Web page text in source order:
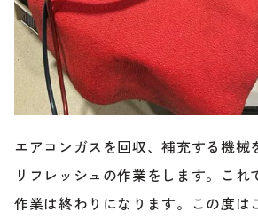
エアコンガスを回収、補充する機械
リフレッシュの作業をします。これ
作業は終わりになります。この度は